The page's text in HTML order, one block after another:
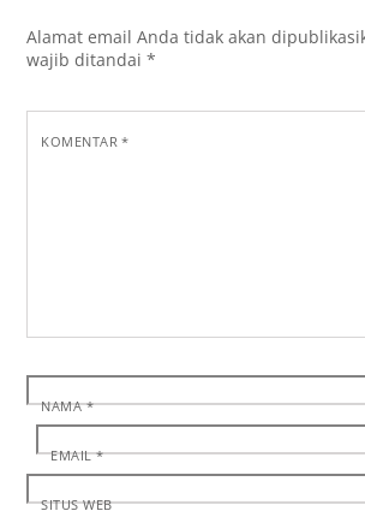
Alamat email Anda tidak akan
wajib ditandai*
KOMENTAR*
NAMA*
EMAIL*
SITUS WEB